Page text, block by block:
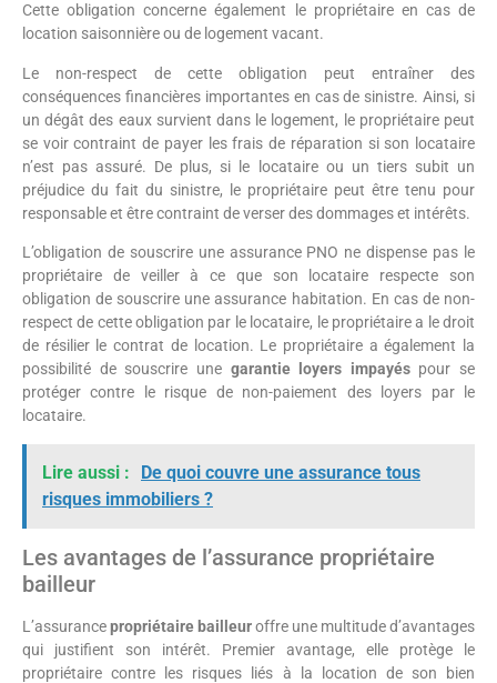
Cette obligation concerne également le propriétaire en cas de
location saisonnière ou de logement vacant.
Le non-respect de cette obligation peut entraîner des
conséquences financières importantes en cas de sinistre. Ainsi, si
un dégât des eaux survient dans le logement, le propriétaire peut
se voir contraint de payer les frais de réparation si son locataire
n’est pas assuré. De plus, si le locataire ou un tiers subit un
préjudice du fait du sinistre, le propriétaire peut être tenu pour
responsable et être contraint de verser des dommages et intérêts.
L’obligation de souscrire une assurance PNO ne dispense pas le
propriétaire de veiller à ce que son locataire respecte son
obligation de souscrire une assurance habitation. En cas de non-
respect de cette obligation par le locataire, le propriétaire a le droit
de résilier le contrat de location. Le propriétaire a également la
possibilité de souscrire une garantie loyers impayéspour se
protéger contre le risque de non-paiement des loyers par le
locataire.
Lire aussi :
De quoi couvre une assurance tous
risques immobiliers ?
Les avantages de l’assurance propriétaire
bailleur
L’assurancepropriétaire bailleuroffre une multitude d’avantages
qui justifient son intérêt. Premier avantage, elle protège le
propriétaire contre les risques liés à la location de son bien